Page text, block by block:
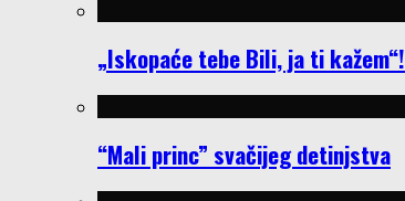
„Iskopaće tebe Bili, ja ti kažem“!
“Mali princ” svačijeg detinjstva